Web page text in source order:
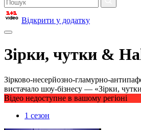
Відкрити у додатку
Зірки, чутки &
Зірково-несерйозно-гламурно-
вистачало шоу-бізнесу — «Зірки,
Відео недоступне в вашому регіоні
1 сезон